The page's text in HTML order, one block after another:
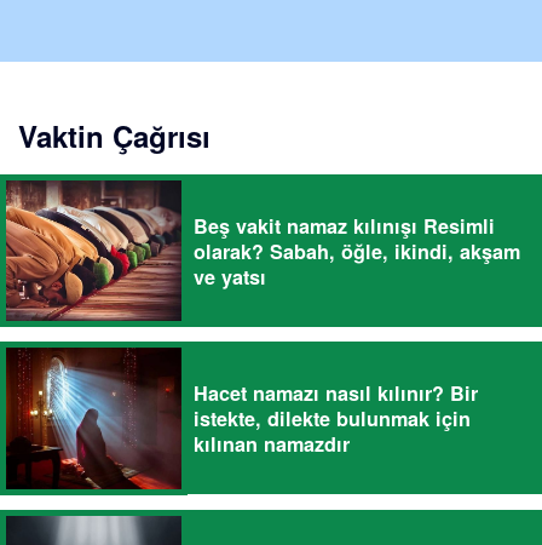
Vaktin Çağrısı
Beş vakit namaz kılınışı Resimli
olarak? Sabah, öğle, ikindi, akşam
ve yatsı
Hacet namazı nasıl kılınır? Bir
istekte, dilekte bulunmak için
kılınan namazdır